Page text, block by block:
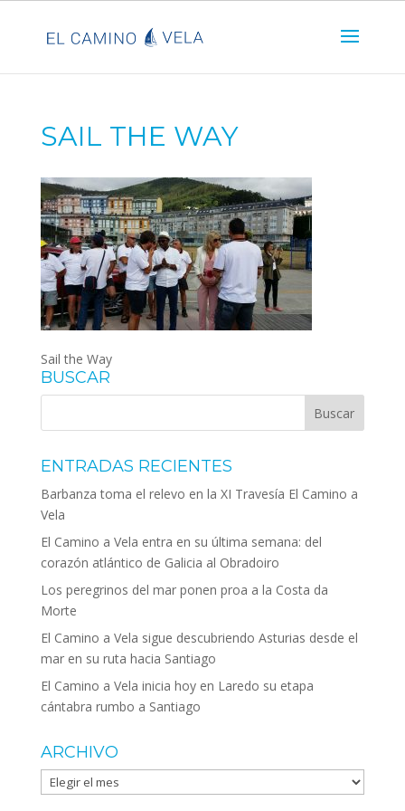
SAIL THE WAY
Sail the Way
BUSCAR
ENTRADAS RECIENTES
Barbanza toma el relevo en la XI Travesía El Camino a
Vela
El Camino a Vela entra en su última semana: del
corazón atlántico de Galicia al Obradoiro
Los peregrinos del mar ponen proa a la Costa da
Morte
El Camino a Vela sigue descubriendo Asturias desde el
mar en su ruta hacia Santiago
El Camino a Vela inicia hoy en Laredo su etapa
cántabra rumbo a Santiago
ARCHIVO
Archivo